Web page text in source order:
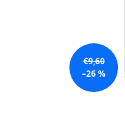
€9,60
–26 %